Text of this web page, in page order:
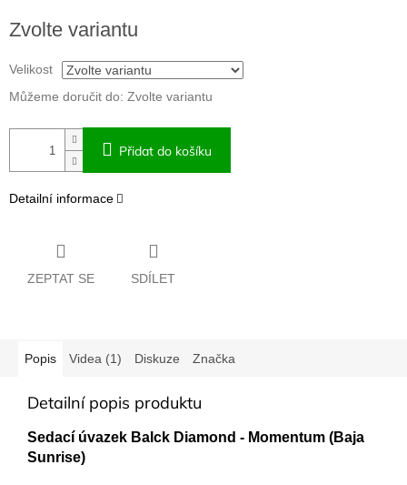
cena:
Zvolte variantu
Velikost
Můžeme doručit do: Zvolte variantu
Přidat do košíku
Detailní informace
ZEPTAT SE SDÍLET
Popis Videa (1) Diskuze Značka
Detailní popis produktu
Sedací úvazek Balck Diamond - Momentum (Baja
Sunrise)